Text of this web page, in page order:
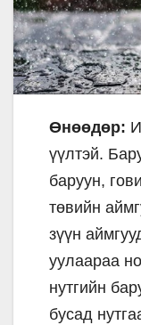
Өнөөдөр:
үүлтэй.
баруун,
төвийн
зүүн
уулаараа
нутгийн
бусад